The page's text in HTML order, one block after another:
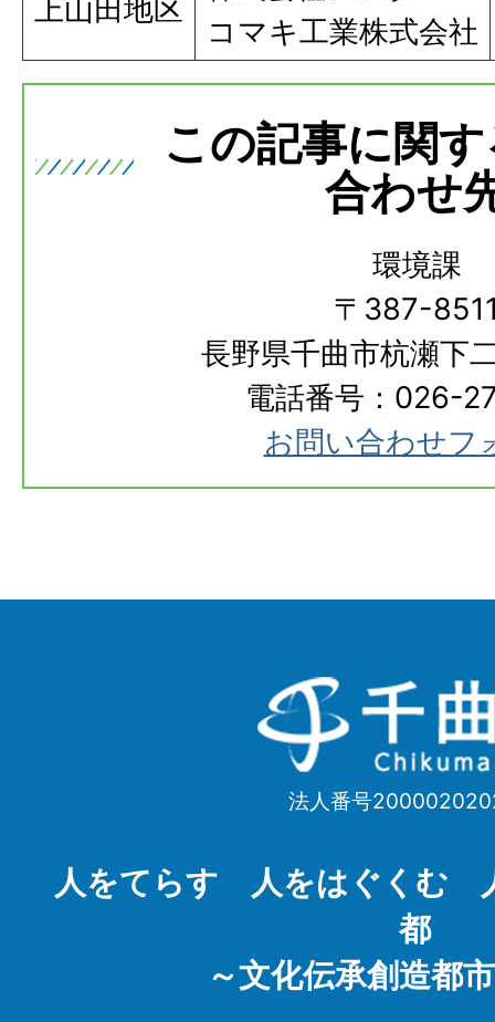
上山田地区
コマキ工業株式会社
この記事に関
合わせ
環境課
〒387-
長野県千曲市杭瀬下
電話番号：026-
お問い合わせフ
千
曲
Chikuma
法人番号
人をてらす 人をはぐくむ
都
～文化伝承創造都